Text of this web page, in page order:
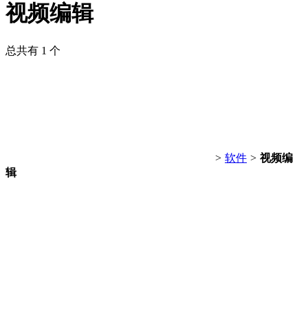
视频编辑
总共有 1 个
> 软件 > 视频编
辑